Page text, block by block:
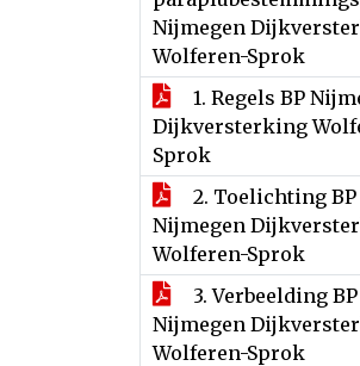
Nijmegen
Wolferen-Sprok
1. Regels BP
Dijkversterking
Sprok
2. Toelichting BP
Nijmegen
Wolferen-Sprok
3. Verbeelding
Nijmegen
Wolferen-Sprok